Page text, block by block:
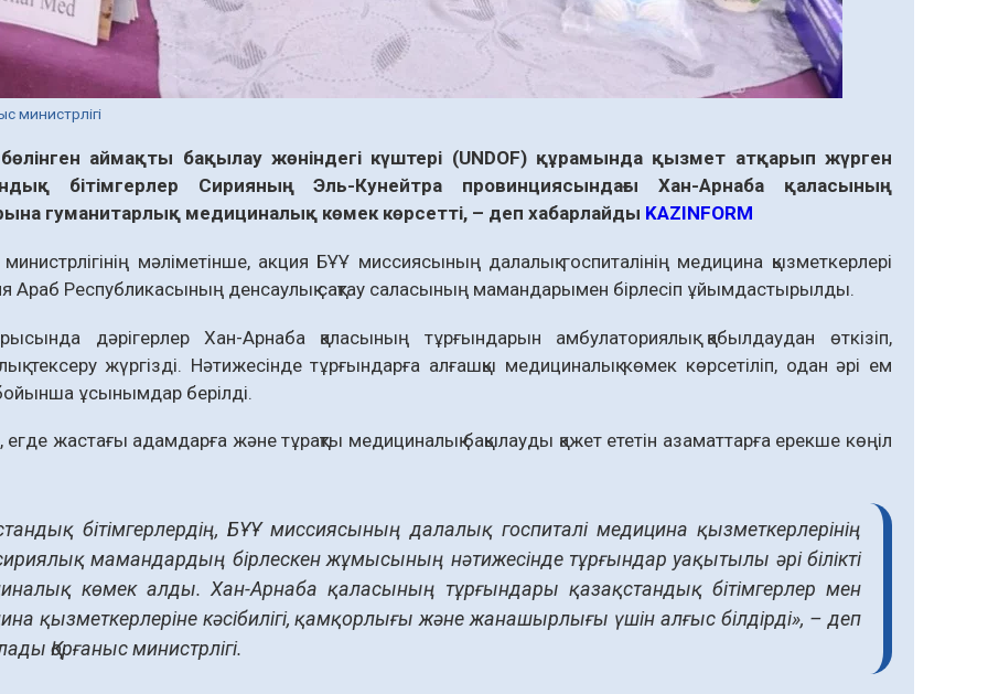
министрлігі
аймақты бақылау жөніндегі күштері (UNDOF) құрамында қызмет атқарып жүрген
бітімгерлер Сирияның Эль-Кунейтра провинциясындағы Хан-Арнаба қаласының
гуманитарлық медициналық көмек көрсетті, – деп хабарлайды KAZINFORM
мәліметінше, акция БҰҰ миссиясының далалық госпиталінің медицина қызметкерлері
Араб Республикасының денсаулық сақтау саласының мамандарымен бірлесіп ұйымдастырылды.
дәрігерлер Хан-Арнаба қаласының тұрғындарын амбулаториялық қабылдаудан өткізіп,
тексеру жүргізді. Нәтижесінде тұрғындарға алғашқы медициналық көмек көрсетіліп, одан әрі ем
ұсынымдар берілді.
егде жастағы адамдарға және тұрақты медициналық бақылауды қажет ететін азаматтарға ерекше көңіл
бітімгерлердің, БҰҰ миссиясының далалық госпиталі медицина қызметкерлерінің
мамандардың бірлескен жұмысының нәтижесінде тұрғындар уақытылы әрі білікті
көмек алды. Хан-Арнаба қаласының тұрғындары қазақстандық бітімгерлер мен
қызметкерлеріне кәсібилігі, қамқорлығы және жанашырлығы үшін алғыс білдірді», – деп
Қорғаныс министрлігі.